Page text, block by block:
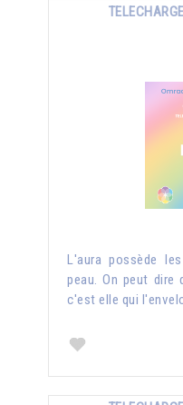
L'aura possède
peau. On peut dire
c'est elle qui